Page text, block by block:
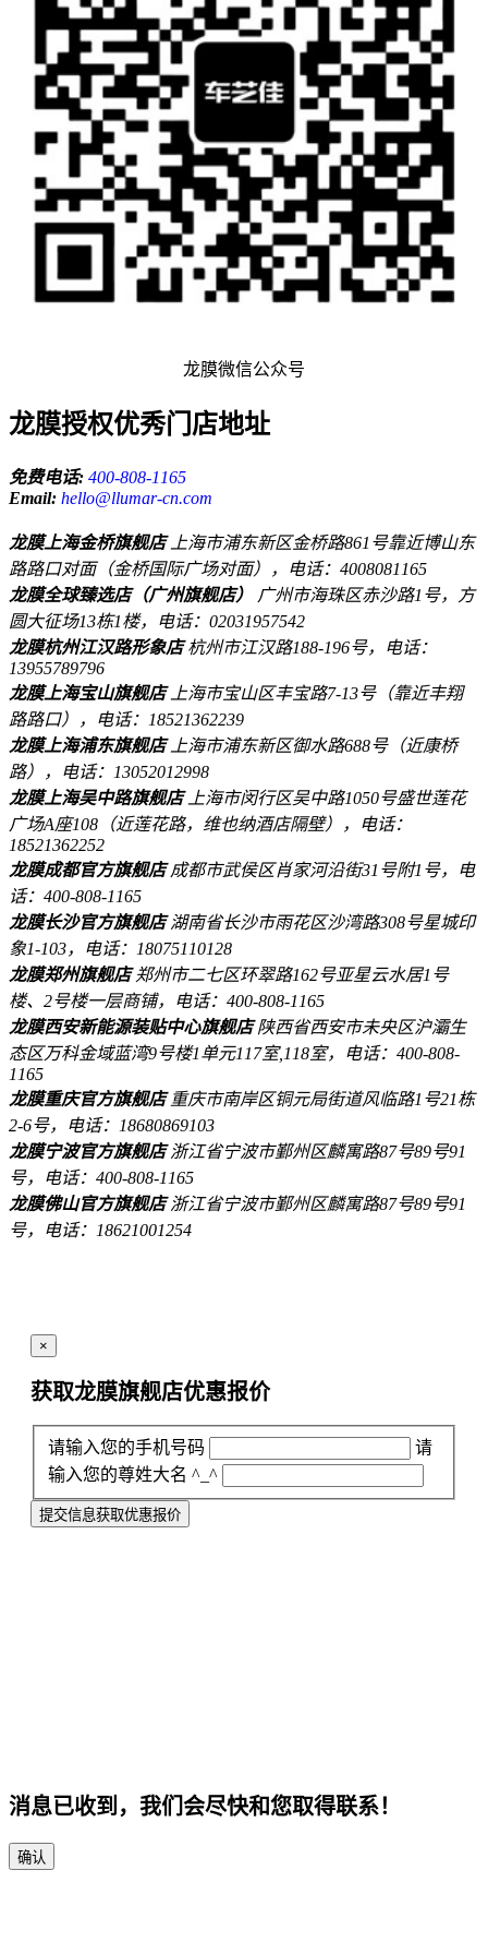
龙膜微信公众号
龙膜授权优秀门店地址
免费电话: 400-808-1165
Email: hello@llumar-cn.com
龙膜上海金桥旗舰店 上海市浦东新区金桥路861号靠近博山东
路路口对面（金桥国际广场对面），电话：4008081165
龙膜全球臻选店（广州旗舰店）
广州市海珠区赤沙路1号，方
圆大征场13栋1楼，电话：02031957542
龙膜杭州江汉路形象店杭州市江汉路188-196号，电话：
13955789796
龙膜上海宝山旗舰店 上海市宝山区丰宝路7-13号（靠近丰翔
路路口），电话：18521362239
龙膜上海浦东旗舰店 上海市浦东新区御水路688号（近康桥
路），电话：13052012998
龙膜上海吴中路旗舰店 上海市闵行区吴中路1050号盛世莲花
广场A座108（近莲花路，维也纳酒店隔壁），电话：
18521362252
龙膜成都官方旗舰店成都市武侯区肖家河沿街31号附1号，电
话：400-808-1165
龙膜长沙官方旗舰店湖南省长沙市雨花区沙湾路308号星城印
象1-103，电话：18075110128
龙膜郑州旗舰店郑州市二七区环翠路162号亚星云水居1号
楼、2号楼一层商铺，电话：400-808-1165
龙膜西安新能源装贴中心旗舰店陕西省西安市未央区沪灞生
态区万科金域蓝湾9号楼1单元117室,118室，电话：400-808-
1165
龙膜重庆官方旗舰店重庆市南岸区铜元局街道风临路1号21栋
2-6号，电话：18680869103
龙膜宁波官方旗舰店浙江省宁波市鄞州区麟寓路87号89号91
号，电话：400-808-1165
龙膜佛山官方旗舰店浙江省宁波市鄞州区麟寓路87号89号91
号，电话：18621001254
×
获取龙膜旗舰店优惠报价
请输入您的手机号码
请
输入您的尊姓大名 ^_^
提交信息获取优惠报价
消息已收到，我们会尽快和您取得联系！
确认